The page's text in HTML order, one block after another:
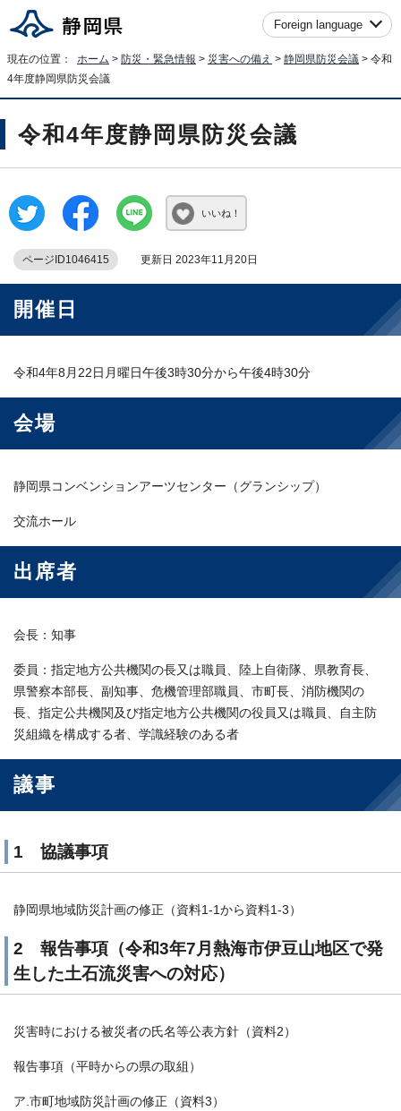
Foreign language
現在の位置： ホーム > 防災・緊急情報 > 災害への備え > 静岡県防災会議 > 令和
4年度静岡県防災会議
令和4年度静岡県防災会議
いいね！
ページID1046415 更新日 2023年11月20日
開催日
令和4年8月22日月曜日午後3時30分から午後4時30分
会場
静岡県コンベンションアーツセンター（グランシップ）
交流ホール
出席者
会長：知事
委員：指定地方公共機関の長又は職員、陸上自衛隊、県教育長、
県警察本部長、副知事、危機管理部職員、市町長、消防機関の
長、指定公共機関及び指定地方公共機関の役員又は職員、自主防
災組織を構成する者、学識経験のある者
議事
1 協議事項
静岡県地域防災計画の修正（資料1-1から資料1-3）
2 報告事項（令和3年7月熱海市伊豆山地区で発
生した土石流災害への対応）
災害時における被災者の氏名等公表方針（資料2）
報告事項（平時からの県の取組）
ア.市町地域防災計画の修正（資料3）